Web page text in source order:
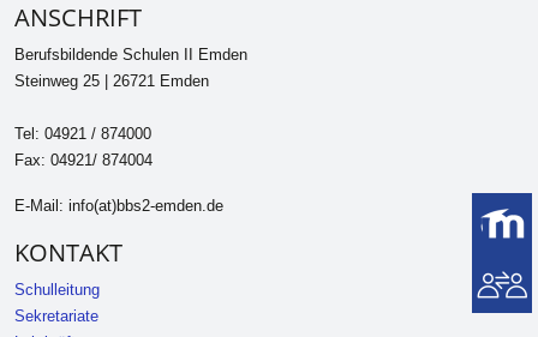
ANSCHRIFT
Berufsbildende Schulen II Emden
Steinweg 25 | 26721 Emden
Tel: 04921 / 874000
Fax: 04921/ 874004
E-Mail: info(at)bbs2-emden.de
KONTAKT
Schulleitung
Sekretariate